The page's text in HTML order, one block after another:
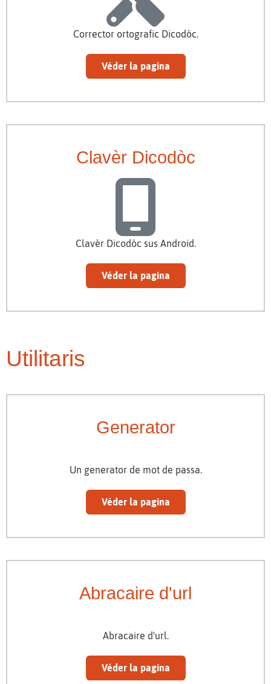
Corrector ortografic Dicodòc.
Véder la pagina
Clavèr Dicodòc
Clavèr Dicodòc sus Android.
Véder la pagina
Utilitaris
Generator
Un generator de mot de passa.
Véder la pagina
Abracaire d'url
Abracaire d'url.
Véder la pagina